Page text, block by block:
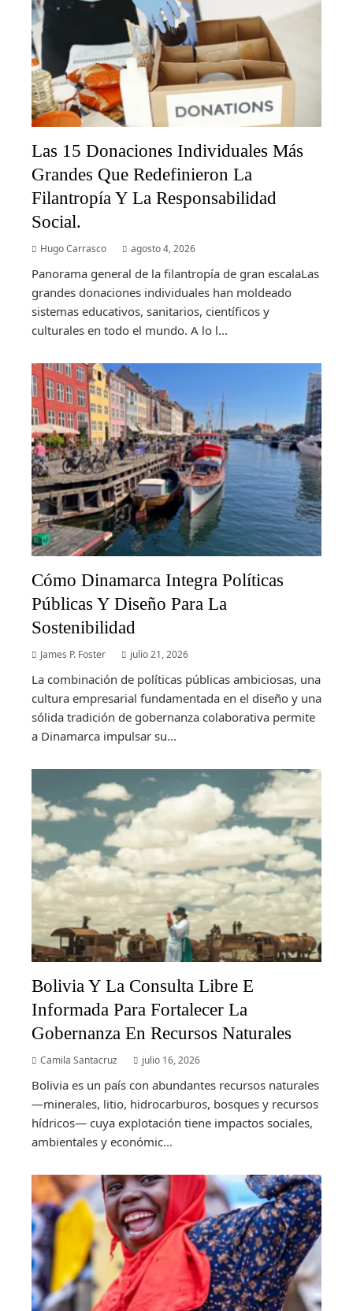
Las 15 Donaciones Individuales Más
Grandes Que Redefinieron La
Filantropía Y La Responsabilidad
Social.
Hugo Carrasco agosto 4, 2026
Panorama general de la filantropía de gran escalaLas
grandes donaciones individuales han moldeado
sistemas educativos, sanitarios, científicos y
culturales en todo el mundo. A lo l...
Cómo Dinamarca Integra Políticas
Públicas Y Diseño Para La
Sostenibilidad
James P. Foster julio 21, 2026
La combinación de políticas públicas ambiciosas, una
cultura empresarial fundamentada en el diseño y una
sólida tradición de gobernanza colaborativa permite
a Dinamarca impulsar su...
Bolivia Y La Consulta Libre E
Informada Para Fortalecer La
Gobernanza En Recursos Naturales
Camila Santacruz julio 16, 2026
Bolivia es un país con abundantes recursos naturales
—minerales, litio, hidrocarburos, bosques y recursos
hídricos— cuya explotación tiene impactos sociales,
ambientales y económic...